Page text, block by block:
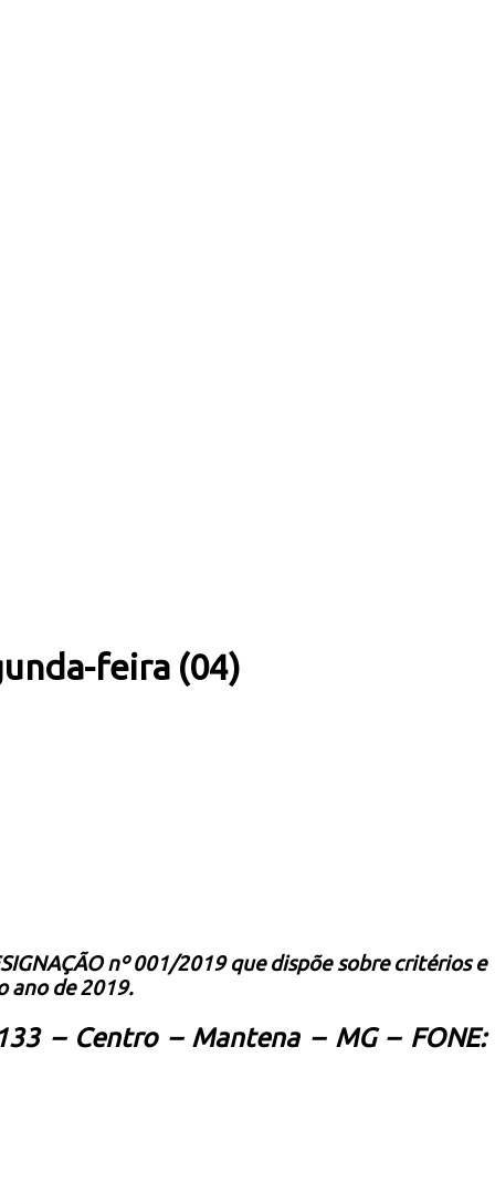
feira (04)
nº 001/2019 que dispõe sobre critérios e
ano de 2019.
– Centro – Mantena – MG – FONE: